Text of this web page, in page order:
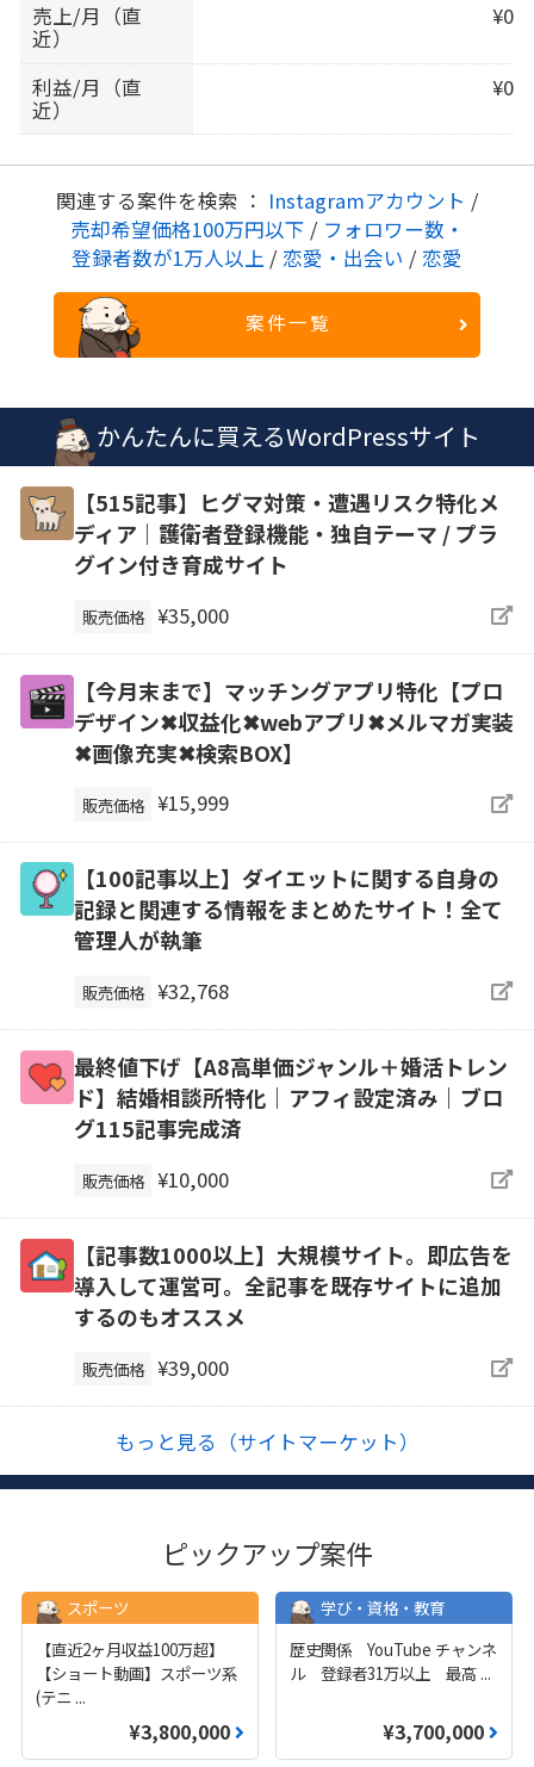
売上/月（直
近）
¥0
利益/月（直
近）
¥0
関連する案件を検索 ： Instagramアカウント /
売却希望価格100万円以下 / フォロワー数・
登録者数が1万人以上 / 恋愛・出会い / 恋愛
案件一覧
かんたんに買えるWordPressサイト
【515記事】ヒグマ対策・遭遇リスク特化メ
ディア｜護衛者登録機能・独自テーマ / プラ
グイン付き育成サイト
販売価格 ¥35,000
【今月末まで】マッチングアプリ特化【プロ
デザイン✖収益化✖webアプリ✖メルマガ実装
✖画像充実✖検索BOX】
販売価格 ¥15,999
【100記事以上】ダイエットに関する自身の
記録と関連する情報をまとめたサイト！全て
管理人が執筆
販売価格 ¥32,768
最終値下げ【A8高単価ジャンル＋婚活トレン
ド】結婚相談所特化｜アフィ設定済み｜ブロ
グ115記事完成済
販売価格 ¥10,000
【記事数1000以上】大規模サイト。即広告を
導入して運営可。全記事を既存サイトに追加
するのもオススメ
販売価格 ¥39,000
もっと見る（サイトマーケット）
ピックアップ案件
スポーツ
【直近2ヶ月収益100万超】
【ショート動画】スポーツ系
(テニ ...
¥3,800,000
学び・資格・教育
歴史関係 YouTube チャンネ
ル 登録者31万以上 最高 ...
¥3,700,000